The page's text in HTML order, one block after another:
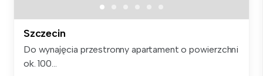
Szczecin
Do wynajęcia przestronny apartament o powierzchni
ok. 100...